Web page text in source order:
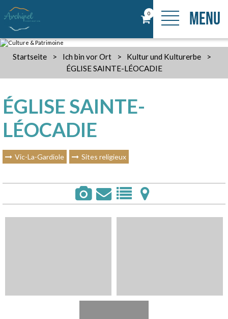
0 MENU
Startseite > Ich bin vor Ort > Kultur und Kulturerbe
>
ÉGLISE SAINTE-LÉOCADIE
ÉGLISE SAINTE-
LÉOCADIE
Vic-La-Gardiole Sites religieux